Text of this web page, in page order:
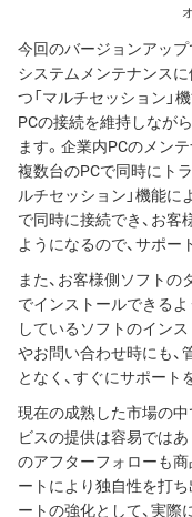
今回のバージョンアッ
システムメンテナンス
つ「マルチセッション」
PCの接続を維持しなが
ます。企業内PCのメン
複数台のPCで同時にト
ルチセッション」機能に
で同時に接続でき、お
ようになるので、サポー
また、お客様側ソフト
でインストールできる
しているソフトのイン
やお問い合わせ時にも
となく、すぐにサポート
現在の成熟した市場の
ビスの提供は容易では
のアフターフォローも
ートにより独自性を打
ートの強化として、実際